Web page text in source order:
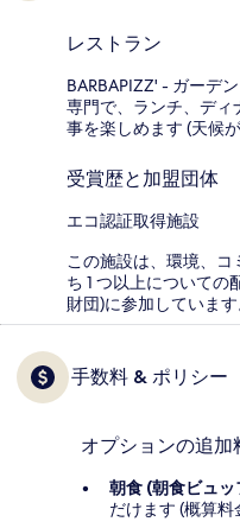
レストラン
BARBAPIZZ' - ガーデ
専門で、ランチ、ディ
事を楽しめます (天候
受賞歴と加盟団体
エコ認証取得施設
この施設は、環境、コ
ち 1 つ以上について
財団)に参加しています
手数料 & ポリシー
オプションの追加
朝食 (朝食ビュッ
だけます (概算料